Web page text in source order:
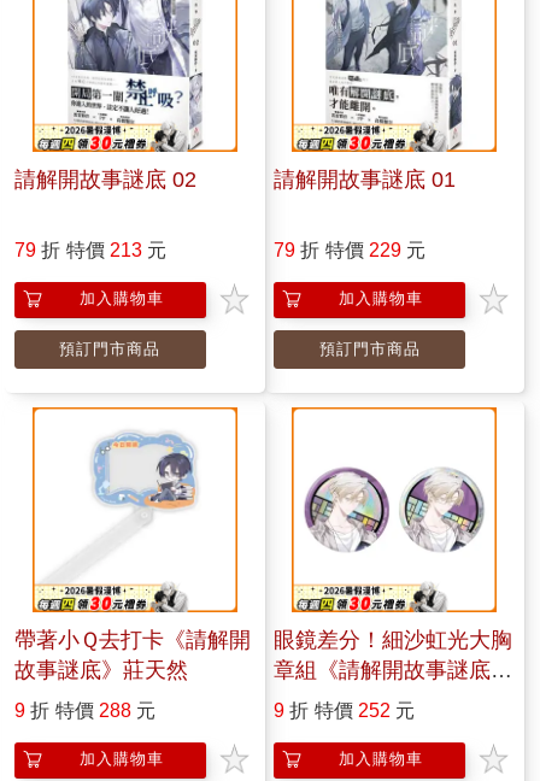
請解開故事謎底 02
79 折 特價 213 元
加入購物車
預訂門市商品
請解開故事謎底 01
79 折 特價 229 元
加入購物車
預訂門市商品
帶著小Ｑ去打卡《請解開
故事謎底》莊天然
9 折 特價 288 元
加入購物車
眼鏡差分！細沙虹光大胸
章組《請解開故事謎底》
封蕭生
9 折 特價 252 元
加入購物車